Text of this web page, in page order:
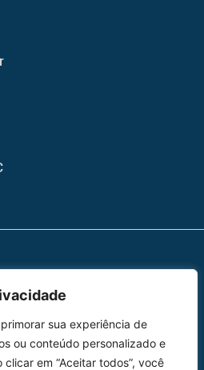
sua experiência de
ou conteúdo personalizado e
em “Aceitar todos”, você
Home
Peças